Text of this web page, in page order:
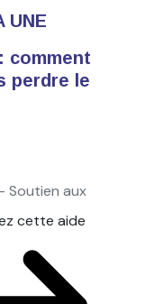
UNE
comment
perdre le
Soutien aux
cette aide